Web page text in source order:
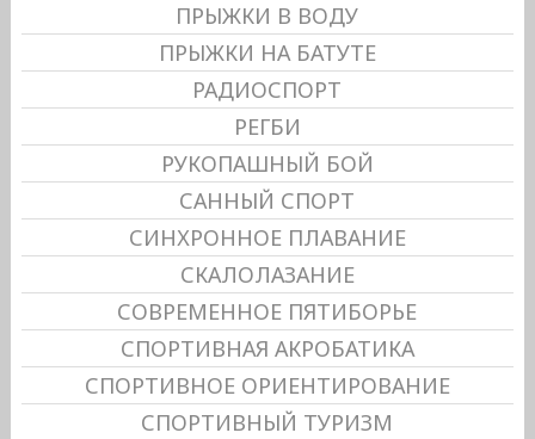
ПРЫЖКИ В ВОДУ
ПРЫЖКИ НА БАТУТЕ
РАДИОСПОРТ
РЕГБИ
РУКОПАШНЫЙ БОЙ
САННЫЙ СПОРТ
СИНХРОННОЕ ПЛАВАНИЕ
СКАЛОЛАЗАНИЕ
СОВРЕМЕННОЕ ПЯТИБОРЬЕ
СПОРТИВНАЯ АКРОБАТИКА
СПОРТИВНОЕ ОРИЕНТИРОВАНИЕ
СПОРТИВНЫЙ ТУРИЗМ